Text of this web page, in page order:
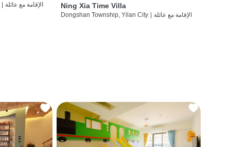
| الإقامة مع عائلة Ning Xia Time Villa
Dongshan Township, Yilan City | الإقامة مع عائلة